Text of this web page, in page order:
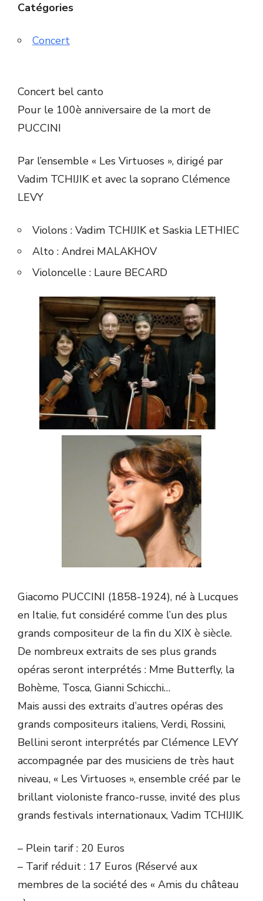
Catégories
Concert
Concert bel canto
Pour le 100è anniversaire de la mort de
PUCCINI
Par l’ensemble « Les Virtuoses », dirigé par
Vadim TCHIJIK et avec la soprano Clémence
LEVY
Violons : Vadim TCHIJIK et Saskia LETHIEC
Alto : Andrei MALAKHOV
Violoncelle : Laure BECARD
Giacomo PUCCINI (1858-1924), né à Lucques
en Italie, fut considéré comme l’un des plus
grands compositeur de la fin du XIX è siècle.
De nombreux extraits de ses plus grands
opéras seront interprétés : Mme Butterfly, la
Bohème, Tosca, Gianni Schicchi…
Mais aussi des extraits d’autres opéras des
grands compositeurs italiens, Verdi, Rossini,
Bellini seront interprétés par Clémence LEVY
accompagnée par des musiciens de très haut
niveau, « Les Virtuoses », ensemble créé par le
brillant violoniste franco-russe, invité des plus
grands festivals internationaux, Vadim TCHIJIK.
– Plein tarif : 20 Euros
– Tarif réduit : 17 Euros (Réservé aux
membres de la société des « Amis du château